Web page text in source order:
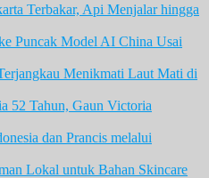
Terbakar, Api Menjalar hingga
Puncak Model AI China Usai
Menikmati Laut Mati di
52 Tahun, Gaun Victoria
dan Prancis melalui
Lokal untuk Bahan Skincare